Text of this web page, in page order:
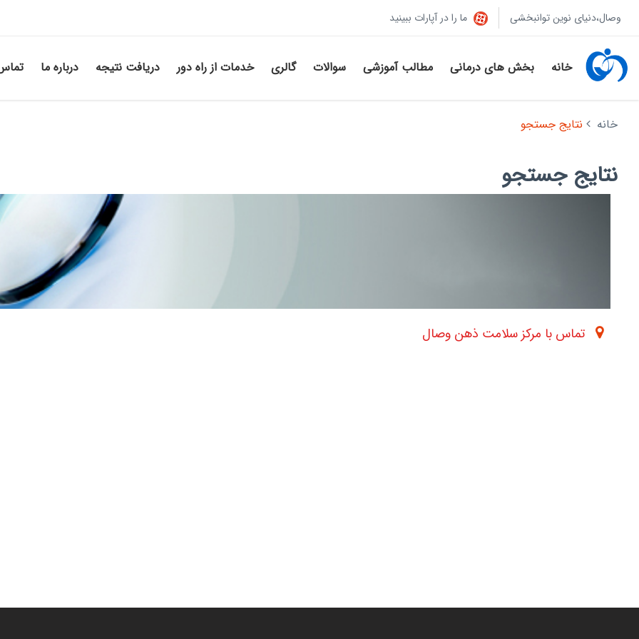
وصال،دنیای نوین توانبخشی ما را در آپارات ببینید
خانه بخش های درمانی مطالب آموزشی سوالات گالری خدمات از راه دور دریافت نتیجه درباره ما
خانه نتایج جستجو
نتایج جستجو
تماس با مرکز سلامت ذهن وصال